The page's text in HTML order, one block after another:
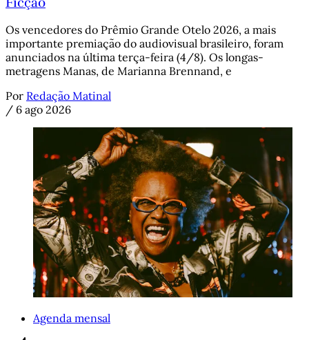
Os vencedores do Prêmio Grande Otelo 2026, a mais
importante premiação do audiovisual brasileiro, foram
anunciados na última terça-feira (4/8). Os longas-
metragens Manas, de Marianna Brennand, e
Por Redação Matinal
/ 6 ago 2026
Agenda mensal